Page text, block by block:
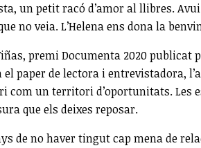
un petit racó d’amor al llibres.
no veia. L’Helena ens dona la
premi Documenta 2020
paper de lectora i entrevistadora,
un territori d’oportunitats. Les
que els deixes reposar.
de no haver tingut cap mena de